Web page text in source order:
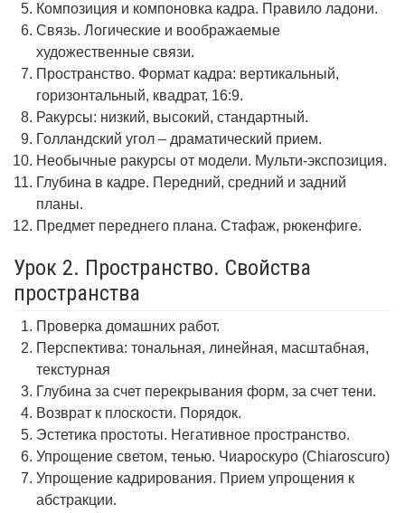
Композиция и компоновка кадра. Правило ладони.
Связь. Логические и воображаемые
художественные связи.
Пространство. Формат кадра: вертикальный,
горизонтальный, квадрат, 16:9.
Ракурсы: низкий, высокий, стандартный.
Голландский угол – драматический прием.
Необычные ракурсы от модели. Мульти-экспозиция.
Глубина в кадре. Передний, средний и задний
планы.
Предмет переднего плана. Стафаж, рюкенфиге.
Урок 2. Пространство. Свойства
пространства
Проверка домашних работ.
Перспектива: тональная, линейная, масштабная,
текстурная
Глубина за счет перекрывания форм, за счет тени.
Возврат к плоскости. Порядок.
Эстетика простоты. Негативное пространство.
Упрощение светом, тенью. Чиароскуро (Chiaroscuro)
Упрощение кадрирования. Прием упрощения к
абстракции.